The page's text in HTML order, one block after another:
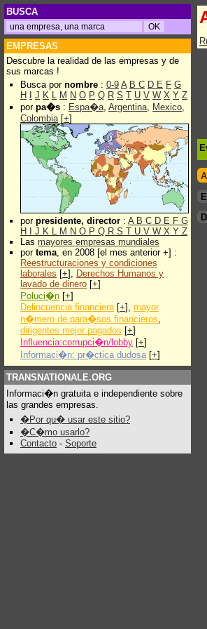
BUSCA
EMPRESAS
Descubre la realidad de las empresas y de
sus marcas !
Busca por nombre : 0-9 A B C D E F G
H
J K L M N O P Q R S T U V W X Y Z
por pa�s : Espa�a, Argentina, Mexico,
Colombia[+]
por presidente, director : A B C D E F G
H
J K L M N O P Q R S T U V W X Y Z
Las mayores empresas mundiales
por tema, en 2008 [el mes anterior +] :
Reestructuraciones y condiciones
laborales [+], Derechos Humanos y
lavado de dinero [+]
Poluci�n [+]
Delincuencia financiera[+], mayor
n�mero de para�sos financieros,
dirigentes mejor pagados [+]
Influencia:corrupci�n/lobby [+]
Informaci�n: pr�ctica dudosa [+]
TRANSNATIONALE.ORG
Informaci�n gratuita e independiente sobre
las grandes empresas.
�Por qu� usar este sitio?
�C�mo usarlo?
Contacto - Soporte